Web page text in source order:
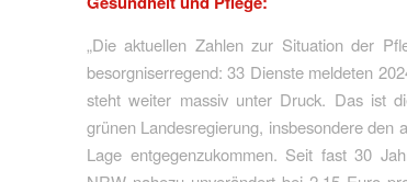
„Die aktuellen Zahlen zur Situation der
besorgniserregend: 33 Dienste meldeten
steht weiter massiv unter Druck. Das ist
grünen Landesregierung, insbesondere den
Lage entgegenzukommen. Seit fast 30